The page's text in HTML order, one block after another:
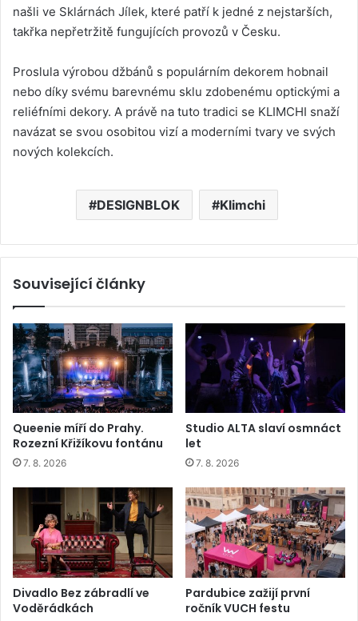
našli ve Sklárnách Jílek, které patří k jedné z nejstarších,
takřka nepřetržitě fungujících provozů v Česku.
Proslula výrobou džbánů s populárním dekorem hobnail
nebo díky svému barevnému sklu zdobenému optickými a
reliéfními dekory. A právě na tuto tradici se KLIMCHI snaží
navázat se svou osobitou vizí a moderními tvary ve svých
nových kolekcích.
DESIGNBLOK Klimchi
Související články
Queenie míří do Prahy.
Rozezní Křižíkovu fontánu
7. 8. 2026
Studio ALTA slaví osmnáct
let
7. 8. 2026
Divadlo Bez zábradlí ve
Voděrádkách
Pardubice zažijí první
ročník VUCH festu